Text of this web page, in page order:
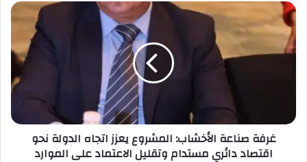
غرفة صناعة الأخشاب: المشروع يعزز اتجاه الدولة نحو
اقتصاد دائري مستدام وتقليل الاعتماد على الموارد